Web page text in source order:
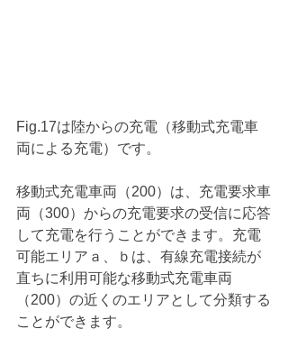
Fig.17は陸からの充電（移動式充電車
両による充電）です。
移動式充電車両（200）は、充電要求車
両（300）からの充電要求の受信に応答
して充電を行うことができます。充電
可能エリアａ、ｂは、有線充電接続が
直ちに利用可能な移動式充電車両
（200）の近くのエリアとして分類する
ことができます。